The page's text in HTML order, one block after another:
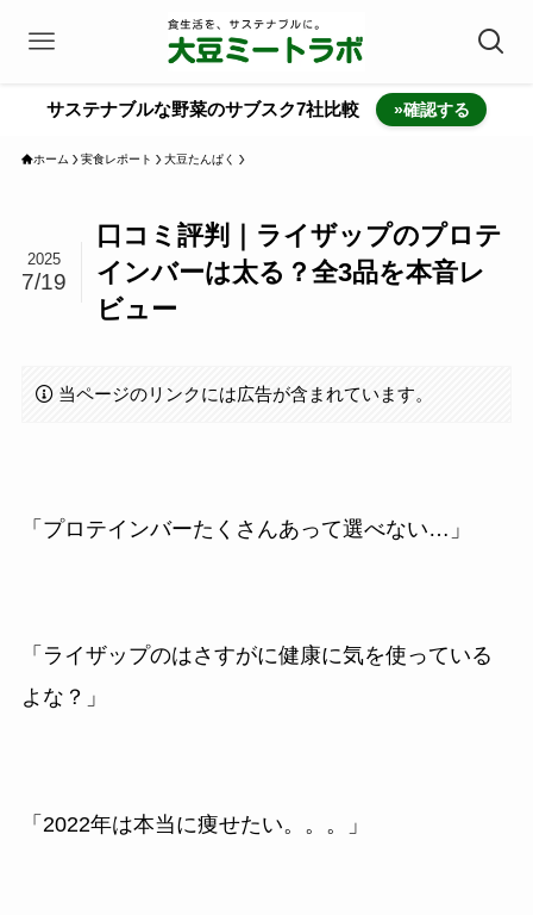
サステナブルな野菜のサブスク7社比較 »確認する
ホーム 実食レポート 大豆たんぱく
口コミ評判｜ライザップのプロテ
インバーは太る？全3品を本音レ
ビュー
2025
7/19
当ページのリンクには広告が含まれています。
「プロテインバーたくさんあって選べない…」
「ライザップのはさすがに健康に気を使っている
よな？」
「2022年は本当に痩せたい。。。」